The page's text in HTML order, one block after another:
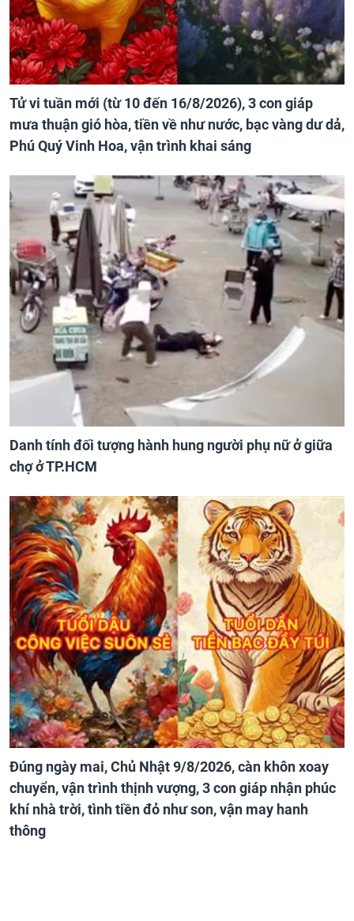
Tử vi tuần mới (từ 10 đến 16/8/2026), 3 con giáp
mưa thuận gió hòa, tiền về như nước, bạc vàng dư dả,
Phú Quý Vinh Hoa, vận trình khai sáng
Danh tính đối tượng hành hung người phụ nữ ở giữa
chợ ở TP.HCM
Đúng ngày mai, Chủ Nhật 9/8/2026, càn khôn xoay
chuyển, vận trình thịnh vượng, 3 con giáp nhận phúc
khí nhà trời, tình tiền đỏ như son, vận may hanh
thông